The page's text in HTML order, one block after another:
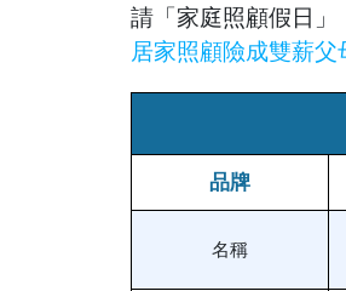
請「家庭照顧假日
居家照顧險成雙薪父
品牌
名稱